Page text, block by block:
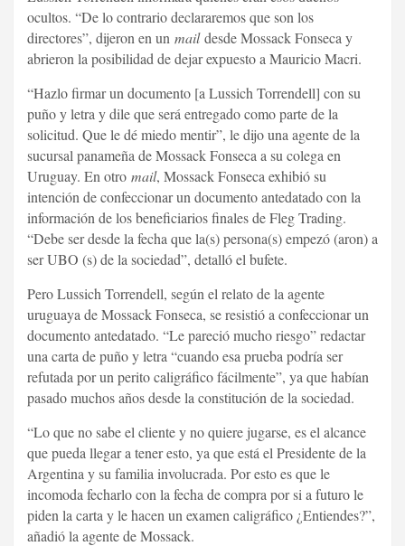
ocultos. “De lo contrario declararemos que son los
directores”, dijeron en un maildesde Mossack Fonseca y
abrieron la posibilidad de dejar expuesto a Mauricio Macri.
“Hazlo firmar un documento [a Lussich Torrendell] con su
puño y letra y dile que será entregado como parte de la
solicitud. Que le dé miedo mentir”, le dijo una agente de la
sucursal panameña de Mossack Fonseca a su colega en
Uruguay. En otro mail, Mossack Fonseca exhibió su
intención de confeccionar un documento antedatado con la
información de los beneficiarios finales de Fleg Trading.
“Debe ser desde la fecha que la(s) persona(s) empezó (aron) a
ser UBO (s) de la sociedad”, detalló el bufete.
Pero Lussich Torrendell, según el relato de la agente
uruguaya de Mossack Fonseca, se resistió a confeccionar un
documento antedatado. “Le pareció mucho riesgo” redactar
una carta de puño y letra “cuando esa prueba podría ser
refutada por un perito caligráfico fácilmente”, ya que habían
pasado muchos años desde la constitución de la sociedad.
“Lo que no sabe el cliente y no quiere jugarse, es el alcance
que pueda llegar a tener esto, ya que está el Presidente de la
Argentina y su familia involucrada. Por esto es que le
incomoda fecharlo con la fecha de compra por si a futuro le
piden la carta y le hacen un examen caligráfico ¿Entiendes?”,
añadió la agente de Mossack.